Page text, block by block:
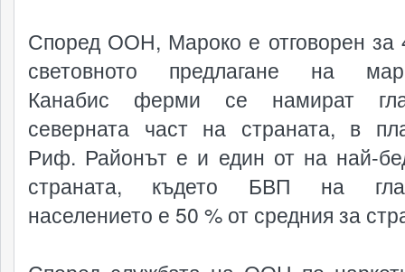
Според ООН, Мароко е отговорен за
световното предлагане на
Канабис ферми се намират
северната част на страната, в
Риф. Районът е и един от на най-
страната, където БВП на
населението е 50 % от средния за